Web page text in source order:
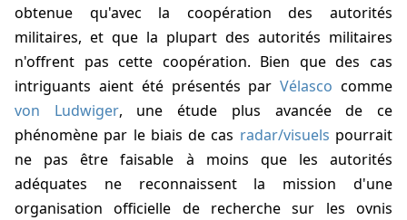
obtenue qu'avec la coopération des autorités
militaires, et que la plupart des autorités militaires
n'offrent pas cette coopération. Bien que des cas
intriguants aient été présentés parVélasco comme
von Ludwiger, une étude plus avancée de ce
phénomène par le biais de cas radar/visuels pourrait
ne pas être faisable à moins que les autorités
adéquates ne reconnaissent la mission d'une
organisation officielle de recherche sur les ovnis